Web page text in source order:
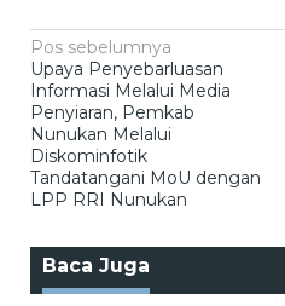
Navigasi
pos
Pos sebelumnya
Upaya Penyebarluasan
Informasi Melalui Media
Penyiaran, Pemkab
Nunukan Melalui
Diskominfotik
Tandatangani MoU dengan
LPP RRI Nunukan
Baca Juga